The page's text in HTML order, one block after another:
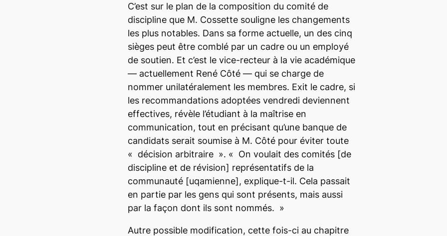
C’est sur le plan de la composition du comité de
discipline que M. Cossette souligne les changements
les plus notables. Dans sa forme actuelle, un des cinq
sièges peut être comblé par un cadre ou un employé
de soutien. Et c’est le vice-recteur à la vie académique
— actuellement René Côté — qui se charge de
nommer unilatéralement les membres. Exit le cadre, si
les recommandations adoptées vendredi deviennent
effectives, révèle l’étudiant à la maîtrise en
communication, tout en précisant qu’une banque de
candidats serait soumise à M. Côté pour éviter toute
« décision arbitraire ». « On voulait des comités [de
discipline et de révision] représentatifs de la
communauté [uqamienne], explique-t-il. Cela passait
en partie par les gens qui sont présents, mais aussi
par la façon dont ils sont nommés. »
Autre possible modification, cette fois-ci au chapitre